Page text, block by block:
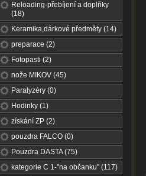
Reloading-přebíjení a doplňky
(18)
Keramika,dárkové předměty (14)
preparace (2)
Fotopasti (2)
nože MIKOV (45)
Paralyzéry (0)
Hodinky (1)
získání ZP (2)
pouzdra FALCO (0)
Pouzdra DASTA (75)
kategorie C 1-"na občanku" (117)